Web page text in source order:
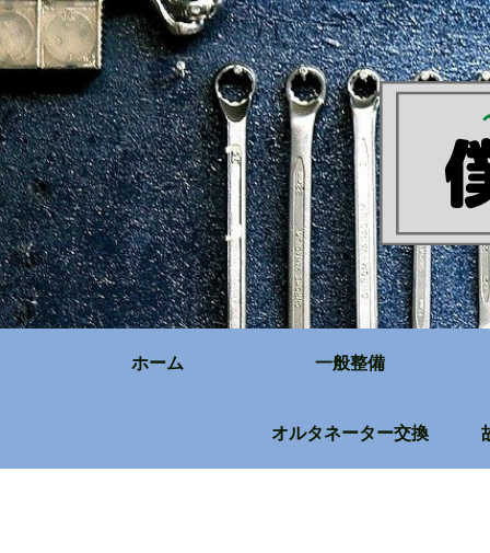
ホーム 一般整備
オルタネーター交換